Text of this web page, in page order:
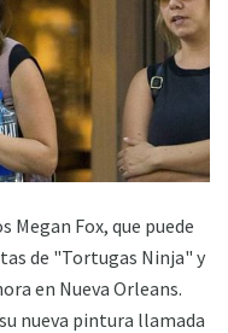
Megan Fox, que puede
de "Tortugas Ninja" y
en Nueva Orleans.
nueva pintura llamada